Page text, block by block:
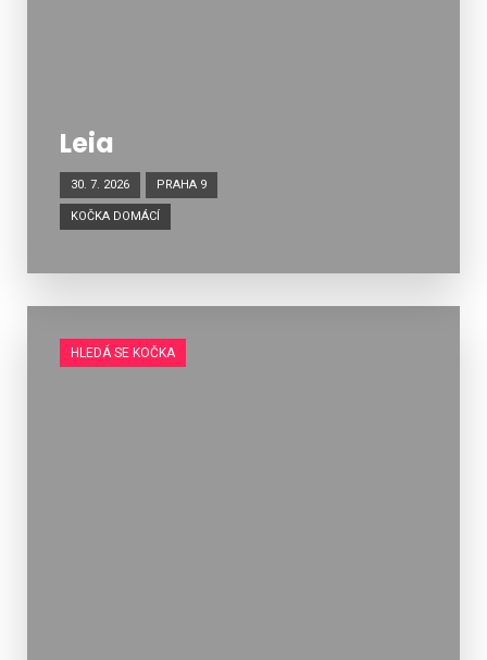
Leia
30. 7. 2026 PRAHA 9
KOČKA DOMÁCÍ
HLEDÁ SE KOČKA